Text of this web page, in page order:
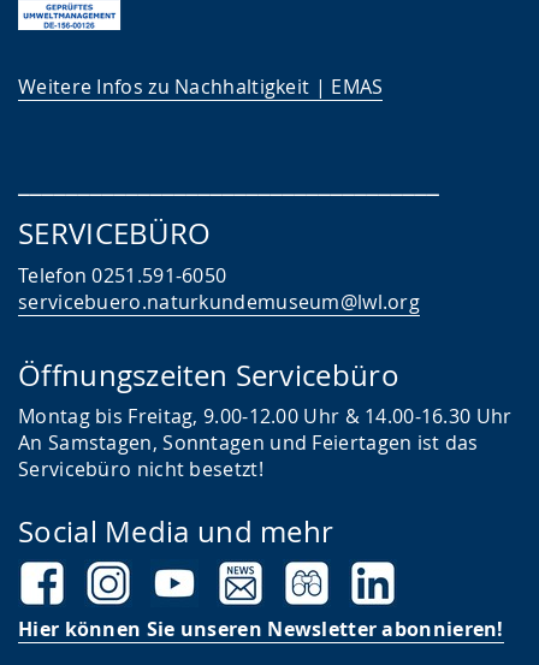
Weitere Infos zu Nachhaltigkeit | EMAS
SERVICEBÜRO
Telefon 0251.591-6050
servicebuero.naturkundemuseum@lwl.org
Öffnungszeiten Servicebüro
Montag bis Freitag, 9.00-12.00 Uhr & 14.00-16.30 Uhr
An Samstagen, Sonntagen und Feiertagen ist das
Servicebüro nicht besetzt!
Social Media und mehr
Hier können Sie unseren Newsletter abonnieren!